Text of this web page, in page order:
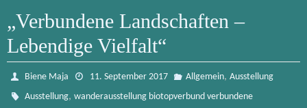
o
ok
d
o
n
n
„Verbundene Landschaften –
Lebendige Vielfalt“
Biene Maja 11. September 2017 Allgemein, Ausstellung
Ausstellung,wanderausstellung biotopverbund verbundene